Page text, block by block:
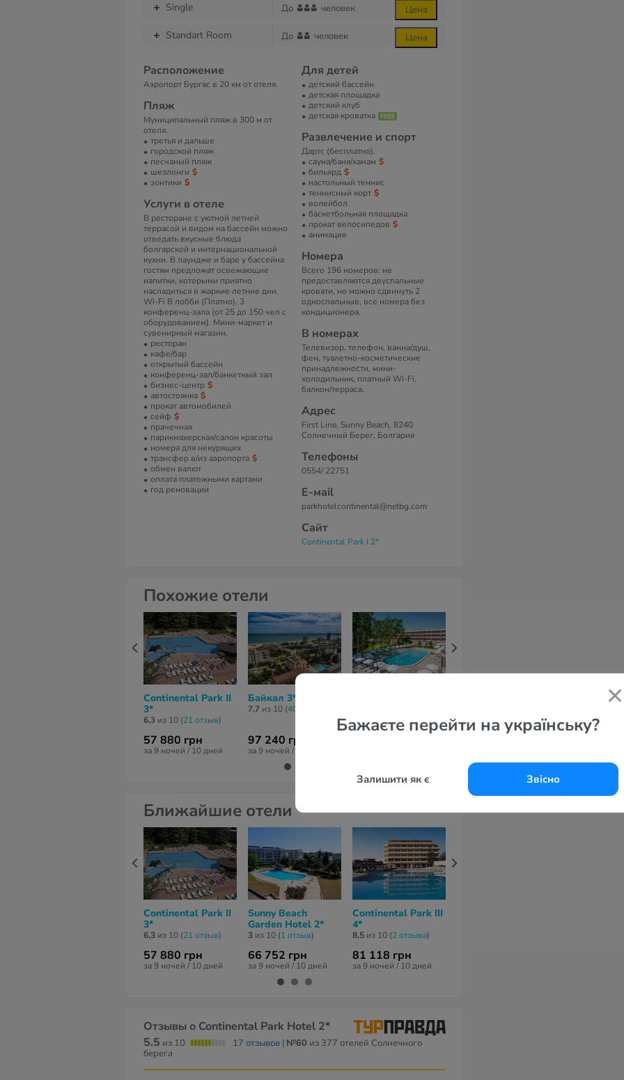
Бажаєте перейти на українську?
Залишити як є Звісно
Single До человек Цена
Standart Room До человек Цена
Расположение
Аэропорт Бургас в 20 км от отеля.
Пляж
Муниципальный пляж в 300 м от
отеля.
третья и дальше
городской пляж
песчаный пляж
шезлонги
зонтики
Услуги в отеле
В ресторане с уютной летней
террасой и видом на бассейн можно
отведать вкусные блюда
болгарской и интернациональной
кухни. В лаундже и баре у бассейна
гостям предложат освежающие
напитки, которыми приятно
насладиться в жаркие летние дни.
Wi-Fi В лобби (Платно). 3
конференц-зала (от 25 до 150 чел с
оборудованием). Мини-маркет и
сувенирный магазин.
ресторан
кафе/бар
открытый бассейн
конференц-зал/банкетный зал
бизнес-центр
автостоянка
прокат автомобилей
сейф
прачечная
парикмахерская/салон красоты
номера для некурящих
трансфер в/из аэропорта
обмен валют
оплата платежными картами
год реновации
Для детей
детский бассейн
детская площадка
детский клуб
детская кроватка
Развлечение и спорт
Дартс (бесплатно).
сауна/баня/хамам
бильярд
настольный теннис
теннисный корт
волейбол
баскетбольная площадка
прокат велосипедов
анимация
Номера
Всего 196 номеров: не
предоставляются двуспальные
кровати, но можно сдвинуть 2
односпальные, все номера без
кондиционера.
В номерах
Телевизор, телефон, ванна/душ,
фен, туалетно-косметические
принадлежности, мини-
холодильник, платный Wi-Fi,
балкон/терраса.
Адрес
First Line, Sunny Beach, 8240
Солнечный Берег, Болгария
Телефоны
0554/ 22751
Е-маil
parkhotelcontinental@netbg.com
Сайт
Continental Park I 2*
Похожие отели
Continental Park II
3*
6,3 из 10 (21 отзыв)
57 880 грн
за 9 ночей / 10 дней
Байкал 3*
7,7 из 10 (40 отзывов
97 240 грн
за 9 ночей / 10 дней
Trakia Hotel
Ближайшие отели
Continental Park II
3*
6,3 из 10 (21 отзыв)
57 880 грн
за 9 ночей / 10 дней
Sunny Beach
Garden Hotel 2*
3 из 10 (1 отзыв)
66 752 грн
за 9 ночей / 10 дней
Continental Park III
4*
8,5 из 10 (2 отзывa)
81 118 грн
за 9 ночей / 10 дней
Отзывы о Continental Park Hotel 2*
5.5 из 10 17 отзывов | №60 из 377 отелей Солнечного
берега